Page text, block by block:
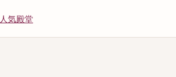
人気殿堂